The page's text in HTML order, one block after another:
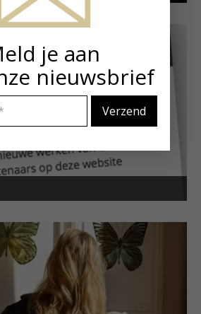
je aan
nieuwsbrief
*